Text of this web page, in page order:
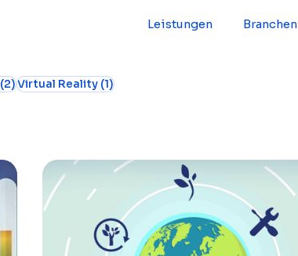
Leistungen Branchen
(2)2 Beiträge
Virtual Reality (1)1 Beitrag